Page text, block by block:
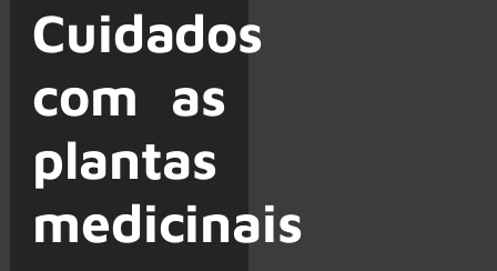
Cuidados
com as
plantas
medicinais